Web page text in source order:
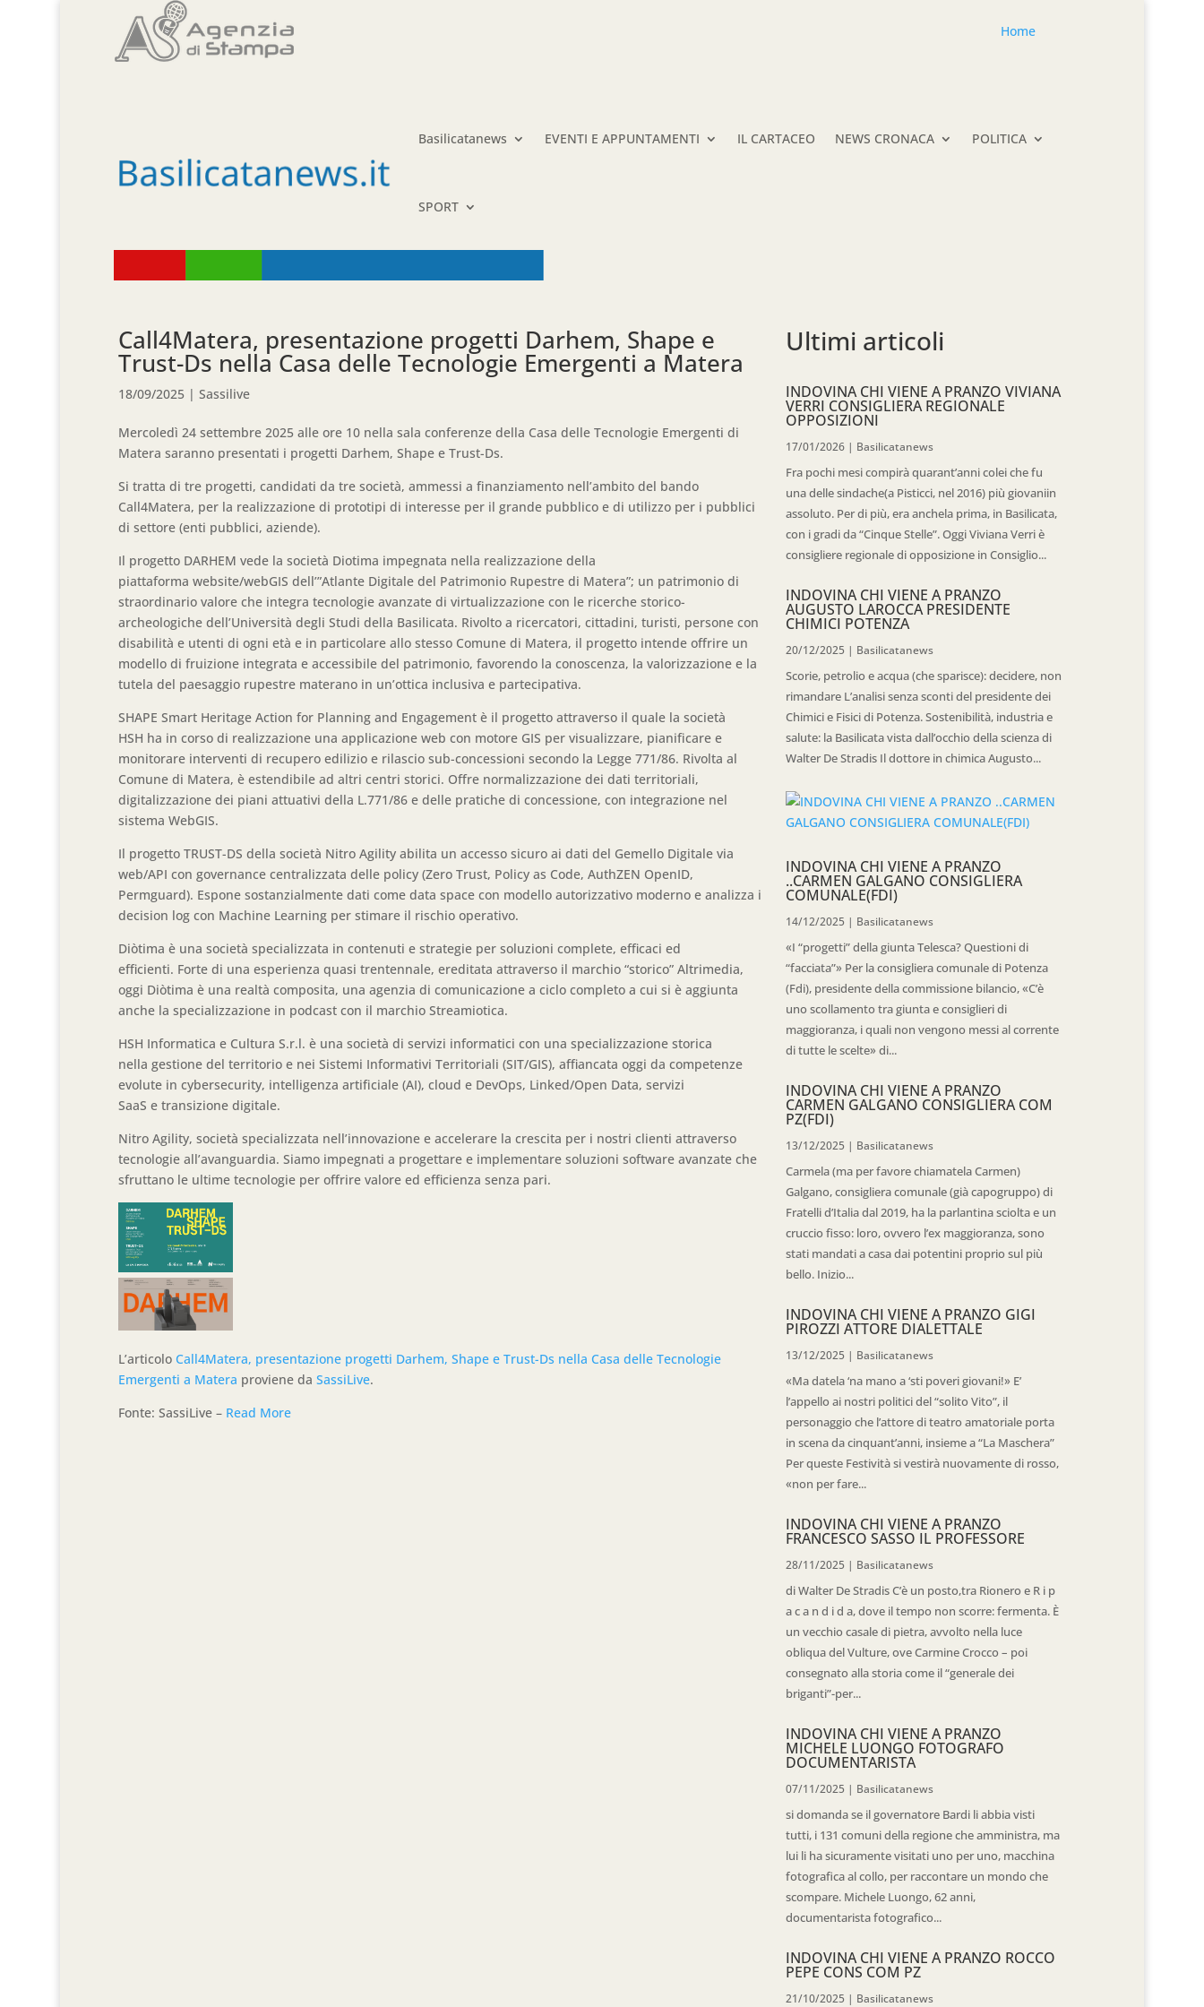
Home
Basilicatanews EVENTI E APPUNTAMENTI IL CARTACEO NEWS CRONACA POLITICA
SPORT
Call4Matera, presentazione progetti Darhem, Shape e
Trust-Ds nella Casa delle Tecnologie Emergenti a Matera
18/09/2025 |Sassilive
Mercoledì 24 settembre 2025 alle ore 10 nella sala conferenze della Casa delle Tecnologie Emergenti di
Matera saranno presentati i progetti Darhem, Shape e Trust-Ds.
Si tratta di tre progetti, candidati da tre società, ammessi a finanziamento nell’ambito del bando
Call4Matera, per la realizzazione di prototipi di interesse per il grande pubblico e di utilizzo per i pubblici
di settore (enti pubblici, aziende).
Il progetto DARHEM vede la società Diotima impegnata nella realizzazione della
piattaforma website/webGIS dell’”Atlante Digitale del Patrimonio Rupestre di Matera”; un patrimonio di
straordinario valore che integra tecnologie avanzate di virtualizzazione con le ricerche storico-
archeologiche dell’Università degli Studi della Basilicata. Rivolto a ricercatori, cittadini, turisti, persone con
disabilità e utenti di ogni età e in particolare allo stesso Comune di Matera, il progetto intende offrire un
modello di fruizione integrata e accessibile del patrimonio, favorendo la conoscenza, la valorizzazione e la
tutela del paesaggio rupestre materano in un’ottica inclusiva e partecipativa.
SHAPE Smart Heritage Action for Planning and Engagement è il progetto attraverso il quale la società
HSH ha in corso di realizzazione una applicazione web con motore GIS per visualizzare, pianificare e
monitorare interventi di recupero edilizio e rilascio sub-concessioni secondo la Legge 771/86. Rivolta al
Comune di Matera, è estendibile ad altri centri storici. Offre normalizzazione dei dati territoriali,
digitalizzazione dei piani attuativi della L.771/86 e delle pratiche di concessione, con integrazione nel
sistema WebGIS.
Il progetto TRUST-DS della società Nitro Agility abilita un accesso sicuro ai dati del Gemello Digitale via
web/API con governance centralizzata delle policy (Zero Trust, Policy as Code, AuthZEN OpenID,
Permguard). Espone sostanzialmente dati come data space con modello autorizzativo moderno e analizza i
decision log con Machine Learning per stimare il rischio operativo.
Diòtima è una società specializzata in contenuti e strategie per soluzioni complete, efficaci ed
efficienti. Forte di una esperienza quasi trentennale, ereditata attraverso il marchio “storico” Altrimedia,
oggi Diòtima è una realtà composita, una agenzia di comunicazione a ciclo completo a cui si è aggiunta
anche la specializzazione in podcast con il marchio Streamiotica.
HSH Informatica e Cultura S.r.l. è una società di servizi informatici con una specializzazione storica
nella gestione del territorio e nei Sistemi Informativi Territoriali (SIT/GIS), affiancata oggi da competenze
evolute in cybersecurity, intelligenza artificiale (AI), cloud e DevOps, Linked/Open Data, servizi
SaaS e transizione digitale.
Nitro Agility, società specializzata nell’innovazione e accelerare la crescita per i nostri clienti attraverso
tecnologie all’avanguardia. Siamo impegnati a progettare e implementare soluzioni software avanzate che
sfruttano le ultime tecnologie per offrire valore ed efficienza senza pari.
L’articoloCall4Matera, presentazione progetti Darhem, Shape e Trust-Ds nella Casa delle Tecnologie
Emergenti a Matera proviene daSassiLive.
Fonte: SassiLive – Read More
Ultimi articoli
INDOVINA CHI VIENE A PRANZO VIVIANA
VERRI CONSIGLIERA REGIONALE
OPPOSIZIONI
17/01/2026| Basilicatanews
Fra pochi mesi compirà quarant’anni colei che fu
una delle sindache(a Pisticci, nel 2016) più giovaniin
assoluto. Per di più, era anchela prima, in Basilicata,
con i gradi da “Cinque Stelle”. Oggi Viviana Verri è
consigliere regionale di opposizione in Consiglio...
INDOVINA CHI VIENE A PRANZO
AUGUSTO LAROCCA PRESIDENTE
CHIMICI POTENZA
20/12/2025 | Basilicatanews
Scorie, petrolio e acqua (che sparisce): decidere, non
rimandare L’analisi senza sconti del presidente dei
Chimici e Fisici di Potenza. Sostenibilità, industria e
salute: la Basilicata vista dall’occhio della scienza di
Walter De Stradis Il dottore in chimica Augusto...
INDOVINA CHI VIENE A PRANZO
..CARMEN GALGANO CONSIGLIERA
COMUNALE(FDI)
14/12/2025 | Basilicatanews
«I “progetti” della giunta Telesca? Questioni di
“facciata”» Per la consigliera comunale di Potenza
(Fdi), presidente della commissione bilancio, «C’è
uno scollamento tra giunta e consiglieri di
maggioranza, i quali non vengono messi al corrente
di tutte le scelte» di...
INDOVINA CHI VIENE A PRANZO
CARMEN GALGANO CONSIGLIERA COM
PZ(FDI)
13/12/2025 | Basilicatanews
Carmela (ma per favore chiamatela Carmen)
Galgano, consigliera comunale (già capogruppo) di
Fratelli d’Italia dal 2019, ha la parlantina sciolta e un
cruccio fisso: loro, ovvero l’ex maggioranza, sono
stati mandati a casa dai potentini proprio sul più
bello. Inizio...
INDOVINA CHI VIENE A PRANZO GIGI
PIROZZI ATTORE DIALETTALE
13/12/2025 | Basilicatanews
«Ma datela ‘na mano a ‘sti poveri giovani!» E’
l’appello ai nostri politici del “solito Vito”, il
personaggio che l’attore di teatro amatoriale porta
in scena da cinquant’anni, insieme a “La Maschera”
Per queste Festività si vestirà nuovamente di rosso,
«non per fare...
INDOVINA CHI VIENE A PRANZO
FRANCESCO SASSO IL PROFESSORE
28/11/2025 | Basilicatanews
di Walter De Stradis C’è un posto,tra Rionero e R i p
a c a n d i d a, dove il tempo non scorre: fermenta. È
un vecchio casale di pietra, avvolto nella luce
obliqua del Vulture, ove Carmine Crocco – poi
consegnato alla storia come il “generale dei
briganti”-per...
INDOVINA CHI VIENE A PRANZO
MICHELE LUONGO FOTOGRAFO
DOCUMENTARISTA
07/11/2025 | Basilicatanews
si domanda se il governatore Bardi li abbia visti
tutti, i 131 comuni della regione che amministra, ma
lui li ha sicuramente visitati uno per uno, macchina
fotografica al collo, per raccontare un mondo che
scompare. Michele Luongo, 62 anni,
documentarista fotografico...
INDOVINA CHI VIENE A PRANZO ROCCO
PEPE CONS COM PZ
21/10/2025 | Basilicatanews